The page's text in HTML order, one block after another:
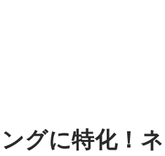
グに特化！